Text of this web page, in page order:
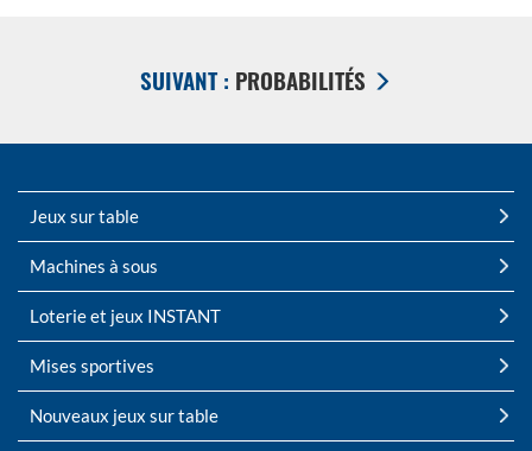
SUIVANT : PROBABILITÉS
Jeux sur table
Machines à sous
Loterie et jeux INSTANT
Mises sportives
Nouveaux jeux sur table